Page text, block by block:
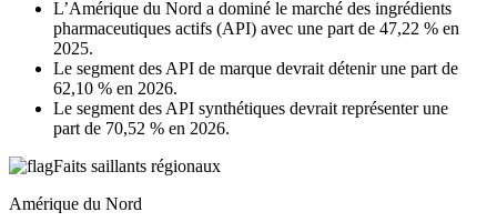
L’Amérique du Nord a dominé le marché des ingrédients
pharmaceutiques actifs (API) avec une part de 47,22 % en
2025.
Le segment des API de marque devrait détenir une part de
62,10 % en 2026.
Le segment des API synthétiques devrait représenter une
part de 70,52 % en 2026.
Faits saillants régionaux
Amérique du Nord